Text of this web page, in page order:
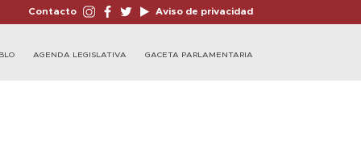
Contacto Aviso de privacidad
AGENDA LEGISLATIVA GACETA PARLAMENTARIA